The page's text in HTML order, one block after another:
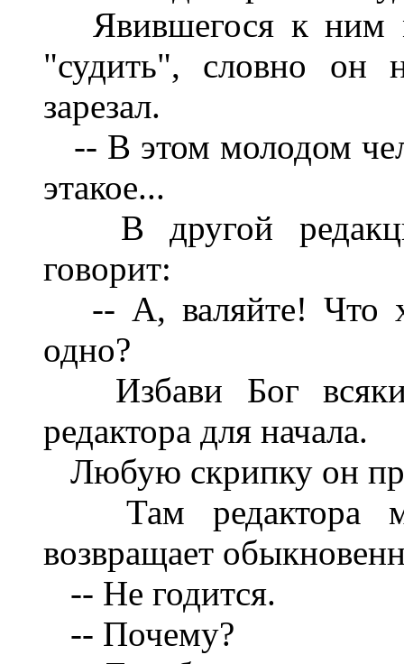
Явившегося к ним
"судить", словно он
зарезал.
-- В этом молодом
этакое...
В другой
говорит:
-- А, валяйте! Что
одно?
Избави Бог
редактора для начала.
Любую скрипку он
Там редактора
возвращает
-- Не годится.
-- Почему?